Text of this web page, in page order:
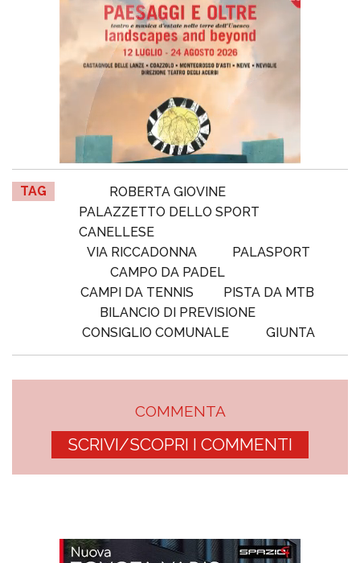
TAG
ROBERTA GIOVINE
PALAZZETTO DELLO SPORT
CANELLESE
VIA RICCADONNA
PALASPORT
CAMPO DA PADEL
CAMPI DA TENNIS
PISTA DA MTB
BILANCIO DI PREVISIONE
CONSIGLIO COMUNALE
GIUNTA
COMMENTA
SCRIVI/SCOPRI I COMMENTI